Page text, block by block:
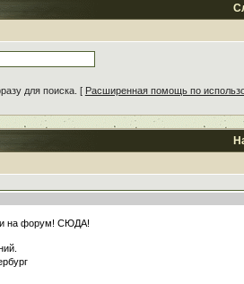
для поиска. [ Расширенная помощь по